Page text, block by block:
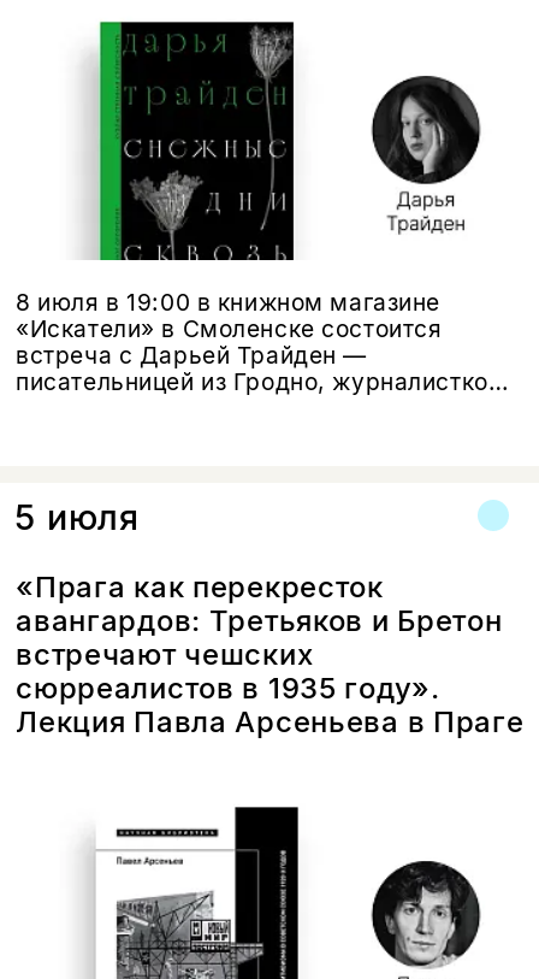
8 июля в 19:00 в книжном магазине
«Искатели» в Смоленске состоится
встреча с Дарьей Трайден —
писательницей из Гродно, журналисткой,
5 июля
«Прага как перекресток
авангардов: Третьяков и Бретон
встречают чешских
сюрреалистов в 1935 году».
Лекция Павла Арсеньева в Праге